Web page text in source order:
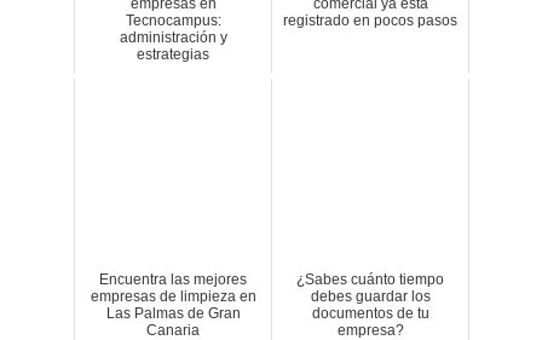
empresas en
Tecnocampus:
administración y
estrategias
comercial ya está
registrado en pocos pasos
Encuentra las mejores
empresas de limpieza en
Las Palmas de Gran
Canaria
¿Sabes cuánto tiempo
debes guardar los
documentos de tu
empresa?